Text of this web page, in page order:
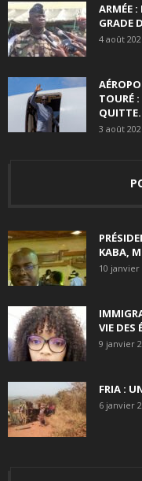
ARMÉE :
GRADE
4 août
TOURÉ
3 août
KABA,
10 janvier
VIE DES
9 janvier
FRIA :
6 janvier